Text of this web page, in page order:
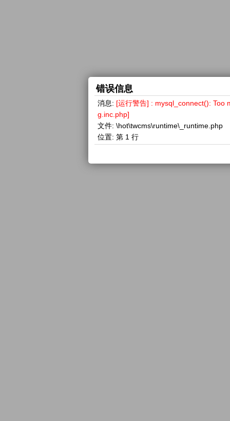
错误信息
消息: [运行警告] : mysql_connect(): Too
g.inc.php]
文件: \hot\twcms\runtime\_runtime.php
位置: 第 1 行